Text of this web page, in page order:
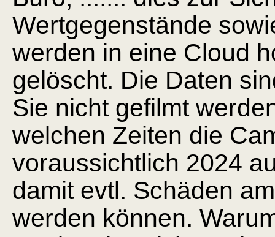
Wertgegenstände
werden in eine Cloud
gelöscht. Die Daten
Sie nicht gefilmt
welchen Zeiten die
voraussichtlich 2024
damit evtl. Schäden
werden können.